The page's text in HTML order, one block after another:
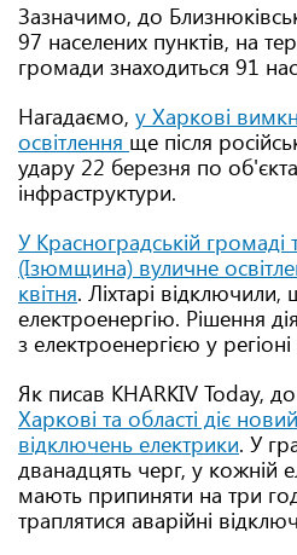
Зазначимо, до
97 населених пунктів, на
громади знаходиться 91
Нагадаємо, у Харкові
освітлення ще після
удару 22 березня по
інфраструктури.
У Красноградській громаді
(Ізюмщина) вуличне
квітня. Ліхтарі
електроенергію. Рішення
з електроенергією у регіоні
Як писав KHARKIV Today,
Харкові та області діє
відключень електрики. У
дванадцять черг, у кожній
мають припиняти на три
траплятися аварійні